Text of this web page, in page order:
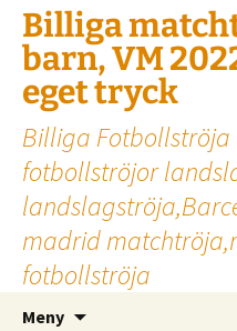
Billiga
barn, VM
eget tryck
Billiga Fotbollströja
fotbollströjor
madrid
fotbollströja
Meny